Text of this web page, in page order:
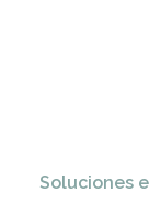
Soluciones